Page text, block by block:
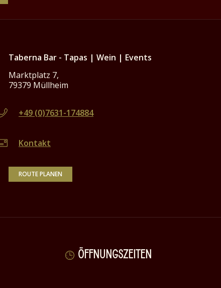
Taberna Bar - Tapas | Wein | Events
Marktplatz 7,
79379 Müllheim
+49 (0)7631-174884
Kontakt
ROUTE PLANEN
ÖFFNUNGSZEITEN